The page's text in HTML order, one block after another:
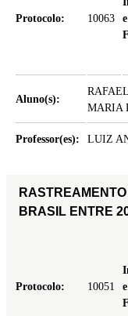
Protocolo: 10063
e
Aluno(s):
MARIA
Professor(es): LUIZ
BRASIL ENTRE
Protocolo: 10051
e